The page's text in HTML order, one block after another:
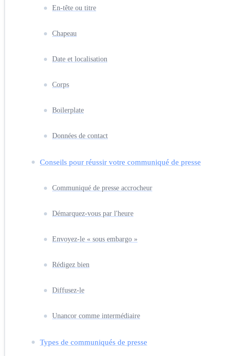
En-tête ou titre
Chapeau
Date et localisation
Corps
Boilerplate
Données de contact
Conseils pour réussir votre communiqué de presse
Communiqué de presse accrocheur
Démarquez-vous par l'heure
Envoyez-le « sous embargo »
Rédigez bien
Diffusez-le
Unancor comme intermédiaire
Types de communiqués de presse